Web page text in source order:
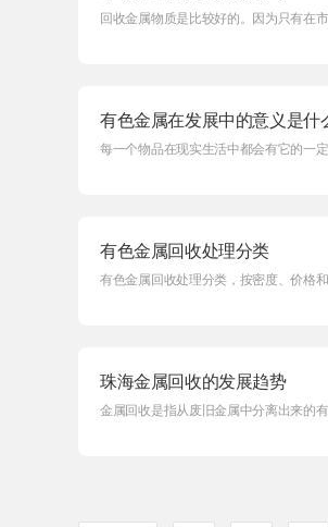
回收金属物质是比较好的。因为只有在
有色金属在发展中的意义是什
每一个物品在现实生活中都会有它的一
有色金属回收处理分类
有色金属回收处理分类，按密度、价格
珠海金属回收的发展趋势
金属回收是指从废旧金属中分离出来的